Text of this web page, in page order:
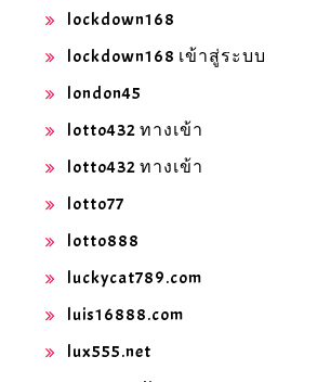
lockdown168
lockdown168 เข้าสู่ระบบ
london45
lotto432 ทางเข้า
lotto432 ทางเข้า
lotto77
lotto888
luckycat789.com
luis16888.com
lux555.net